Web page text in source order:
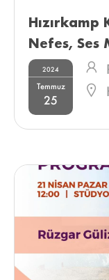
Nefes, Ses
Kampı
2024
Temmuz
25